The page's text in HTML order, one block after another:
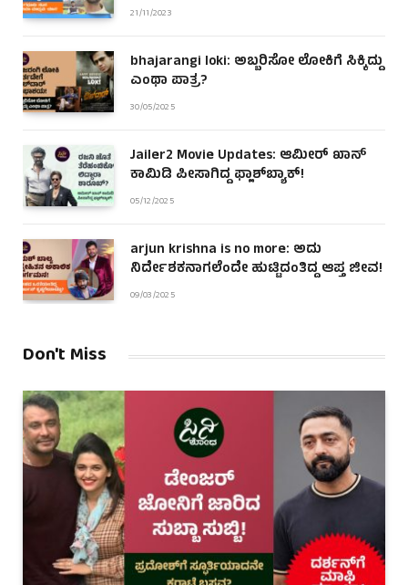
21/11/2023
bhajarangi loki: ಅಬ್ಬರಿಸೋ ಲೋಕಿಗೆ ಸಿಕ್ಕಿದ್ದು
ಎಂಥಾ ಪಾತ್ರ?
30/05/2025
Jailer2 Movie Updates: ಆಮೀರ್ ಖಾನ್
ಕಾಮಿಡಿ ಪೀಸಾಗಿದ್ದ ಫ್ಲಾಶ್‌ಬ್ಯಾಕ್!
05/12/2025
arjun krishna is no more: ಅದು
ನಿರ್ದೇಶಕನಾಗಲೆಂದೇ ಹುಟ್ಟಿದಂತಿದ್ದ ಆಪ್ತ ಜೀವ!
09/03/2025
Don't Miss